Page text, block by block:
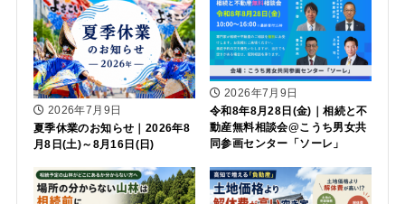
2026年7月9日
夏季休業のお知らせ｜2026年8
月8日(土)～8月16日(日)
2026年7月9日
令和8年8月28日(金)｜相続と不
動産無料相談会@こうち男女共
同参画センター「ソーレ」